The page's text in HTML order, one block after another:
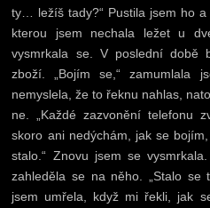
ty… ležíš tady?“ Pustila jsem ho a
kterou jsem nechala ležet u
vysmrkala se. V poslední době
zboží. „Bojím se,“ zamumlala
nemyslela, že to řeknu nahlas,
ne. „Každé zazvonění telefonu
skoro ani nedýchám, jak se
stalo.“ Znovu jsem se
zahleděla se na něho. „Stalo se
jsem umřela, když mi řekli, jak